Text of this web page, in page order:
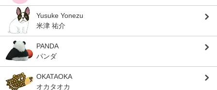
Yusuke Yonezu
米津 祐介
PANDA
パンダ
OKATAOKA
オカタオカ